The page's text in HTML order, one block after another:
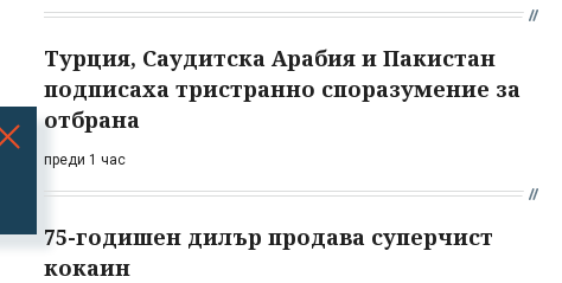
Турция, Саудитска Арабия и Пакистан
подписаха тристранно споразумение за
отбрана
преди 1 час
75-годишен дилър продава суперчист
кокаин